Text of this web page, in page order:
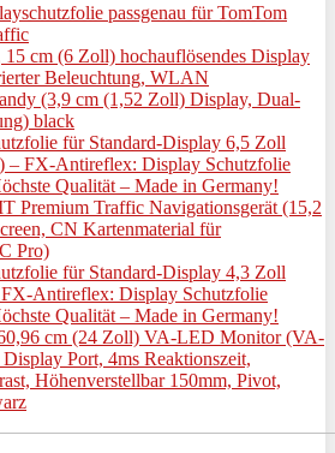
passgenau für TomTom
cm (6 Zoll) hochauflösendes Display
Beleuchtung, WLAN
(3,9 cm (1,52 Zoll) Display, Dual-
black
für Standard-Display 6,5 Zoll
– FX-Antireflex: Display Schutzfolie
Qualität – Made in Germany!
Premium Traffic Navigationsgerät (15,2
CN Kartenmaterial für
Pro)
für Standard-Display 4,3 Zoll
Antireflex: Display Schutzfolie
Qualität – Made in Germany!
cm (24 Zoll) VA-LED Monitor (VA-
Port, 4ms Reaktionszeit,
Höhenverstellbar 150mm, Pivot,